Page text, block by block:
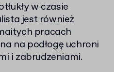
w czasie
jest również
pracach
na podłogę uchroni
i zabrudzeniami.